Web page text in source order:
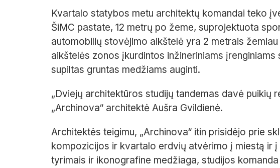
Kvartalo statybos metu architektų komandai teko
ŠiMC pastate, 12 metrų po žeme, suprojektuota
automobilių stovėjimo aikštelė yra 2 metrais
aikštelės zonos įkurdintos inžineriniams
supiltas gruntas medžiams auginti.
„Dviejų architektūros studijų tandemas davė puikių
„Archinova“ architektė Aušra Gvildienė.
Architektės teigimu, „Archinova“ itin prisidėjo prie
kompozicijos ir kvartalo erdvių atvėrimo į miestą ir
tyrimais ir ikonografine medžiaga, studijos